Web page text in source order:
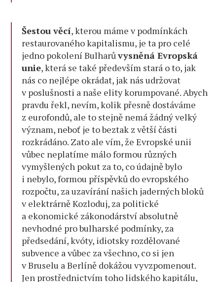
Šestou věcí, kterou máme v podmínkách
restaurovaného kapitalismu, je ta pro celé
jedno pokolení Bulharůvysněná Evropská
unie, která se také především stará o to, jak
nás co nejlépe okrádat, jak nás udržovat
v poslušnosti a naše elity korumpované. Abych
pravdu řekl, nevím, kolik přesně dostáváme
z eurofondů, ale to stejně nemá žádný velký
význam, neboť je to beztak z větší části
rozkrádáno. Zato ale vím, že Evropské unii
vůbec neplatíme málo formou různých
vymyšlených pokut za to, co údajně bylo
i nebylo, formou příspěvků do evropského
rozpočtu, za uzavírání našich jaderných bloků
v elektrárně Kozloduj, za politické
a ekonomické zákonodárství absolutně
nevhodné pro bulharské podmínky, za
předsedání, kvóty, idiotsky rozdělované
subvence a vůbec za všechno, co si jen
v Bruselu a Berlíně dokážou vyvzpomenout.
Jen prostřednictvím toho lidského kapitálu,